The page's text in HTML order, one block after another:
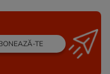
TE